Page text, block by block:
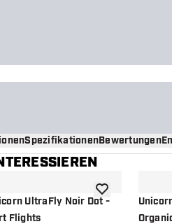
SpezifikationenBewertungen
hinzufügen
UltraFly Noir Dot -
Flights
Zur Wunschliste